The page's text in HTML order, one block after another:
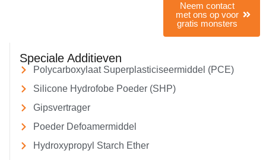
Neem contact
met ons op voor
gratis monsters
Speciale Additieven
Polycarboxylaat Superplasticiseermiddel (PCE)
Silicone Hydrofobe Poeder (SHP)
Gipsvertrager
Poeder Defoamermiddel
Hydroxypropyl Starch Ether